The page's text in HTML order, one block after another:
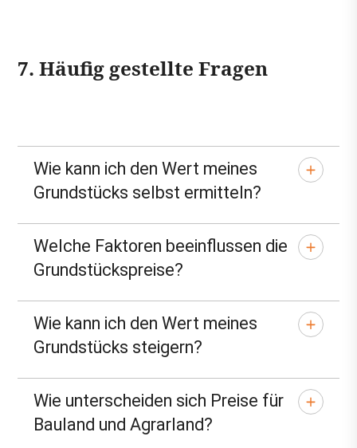
7. Häufig gestellte Fragen
Wie kann ich den Wert meines
Grundstücks selbst ermitteln?
Welche Faktoren beeinflussen die
Grundstückspreise?
Wie kann ich den Wert meines
Grundstücks steigern?
Wie unterscheiden sich Preise für
Bauland und Agrarland?